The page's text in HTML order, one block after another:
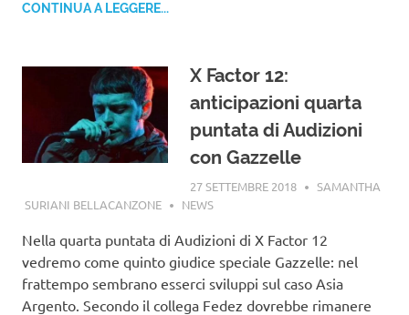
CONTINUA A LEGGERE...
X Factor 12:
anticipazioni quarta
puntata di Audizioni
con Gazzelle
27 SETTEMBRE 2018
SAMANTHA
SURIANI BELLACANZONE
NEWS
Nella quarta puntata di Audizioni di X Factor 12
vedremo come quinto giudice speciale Gazzelle: nel
frattempo sembrano esserci sviluppi sul caso Asia
Argento. Secondo il collega Fedez dovrebbe rimanere